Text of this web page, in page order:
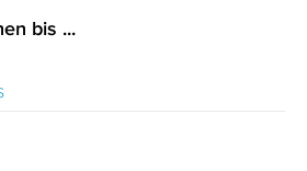
bis ...